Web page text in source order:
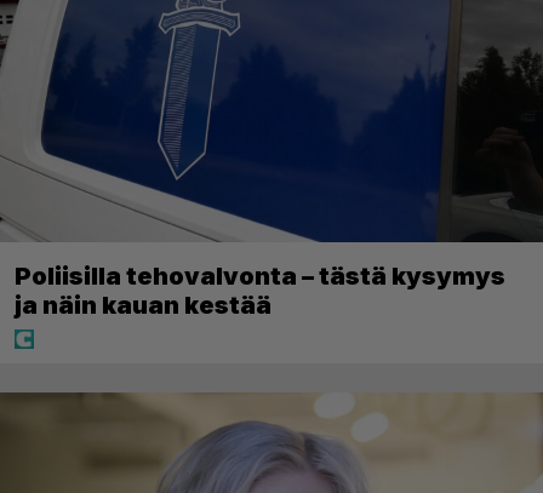
Poliisilla tehovalvonta – tästä kysymys
ja näin kauan kestää